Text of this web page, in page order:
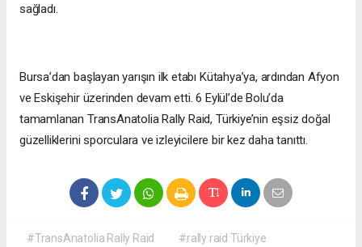
sağladı.
Bursa’dan başlayan yarışın ilk etabı Kütahya’ya, ardından Afyon
ve Eskişehir üzerinden devam etti. 6 Eylül’de Bolu’da
tamamlanan TransAnatolia Rally Raid, Türkiye’nin eşsiz doğal
güzelliklerini sporculara ve izleyicilere bir kez daha tanıttı.
#TransAnatolia Rally Raid
#rally raid Türkiye